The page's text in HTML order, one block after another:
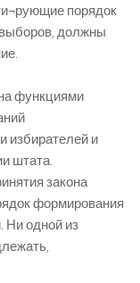
порядок
выборов, должны
функциями
избирателей и
штата.
закона
формирования
Ни одной из